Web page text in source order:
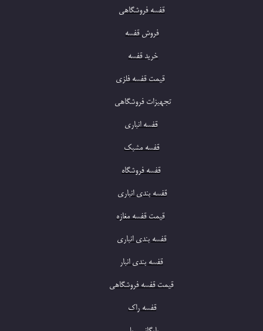
​قفسه فروشگاهی
​​خرید قفسه​​​​​​​
​فروش قفسه
​قیمت قفسه فلزی
​​قفسه انباری
​تجهیزات فروشگاهی
​قفسه فروشگاه
​قفسه مشبک
​قفسه بندی انباری
​قیمت قفسه مغازه
​قفسه بندی انبار
​​قفسه بندی انباری
​قفسه راک
​قیمت قفسه فروشگاهی